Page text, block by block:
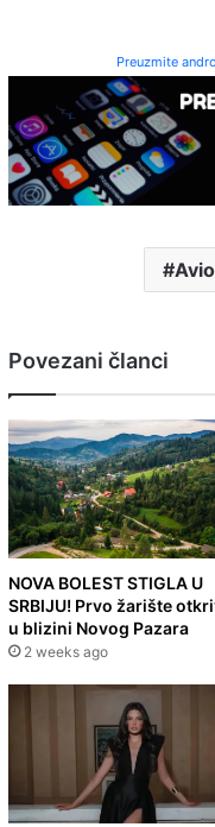
Preuzmite
Povezani članci
NOVA BOLEST STIGLA U
SRBIJU! Prvo žarište
u blizini Novog Pazara
2 weeks ago